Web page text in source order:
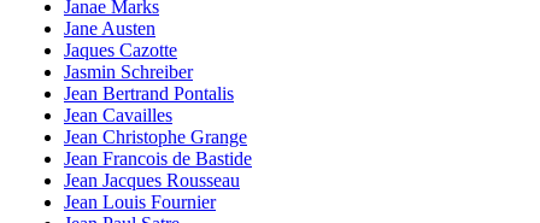
Janae Marks
Jane Austen
Jaques Cazotte
Jasmin Schreiber
Jean Bertrand Pontalis
Jean Cavailles
Jean Christophe Grange
Jean Francois de Bastide
Jean Jacques Rousseau
Jean Louis Fournier